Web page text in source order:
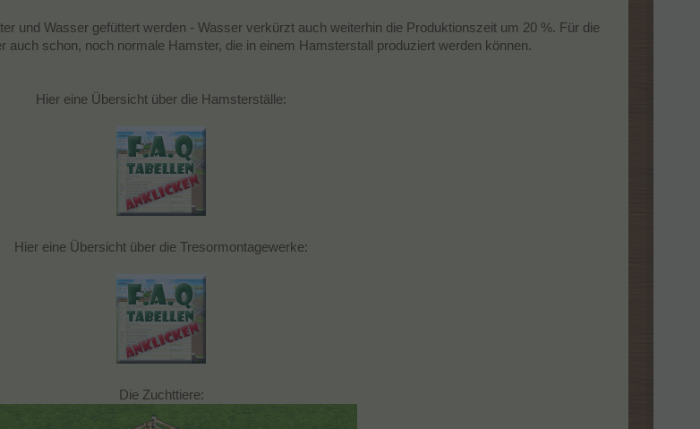
und Wasser gefüttert werden - Wasser verkürzt auch weiterhin die Produktionszeit um 20 %. Für die
auch schon, noch normale Hamster, die in einem Hamsterstall produziert werden können.
Hier eine Übersicht über die Hamsterställe:
Hier eine Übersicht über die Tresormontagewerke:
Die Zuchttiere: